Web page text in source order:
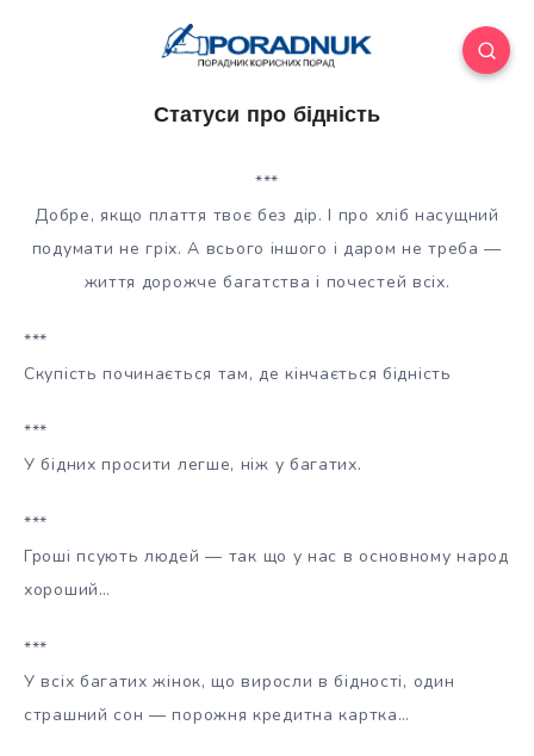
Статуси про бідність
***
Добре, якщо плаття твоє без дір. І про хліб насущний
подумати не гріх. А всього іншого і даром не треба —
життя дорожче багатства і почестей всіх.
***
Скупість починається там, де кінчається бідність
***
У бідних просити легше, ніж у багатих.
***
Гроші псують людей — так що у нас в основному народ
хороший…
***
У всіх багатих жінок, що виросли в бідності, один
страшний сон — порожня кредитна картка…